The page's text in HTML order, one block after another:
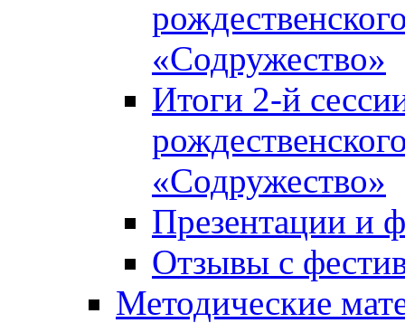
«Содружество»
Итоги 2-й
«Содружество»
Презентации и
Отзывы с
Методические